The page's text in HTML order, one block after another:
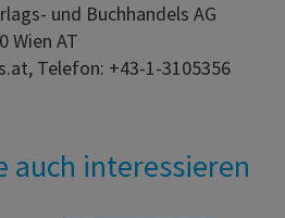
und Buchhandels AG
Wien AT
Telefon: +43-1-3105356
auch interessieren